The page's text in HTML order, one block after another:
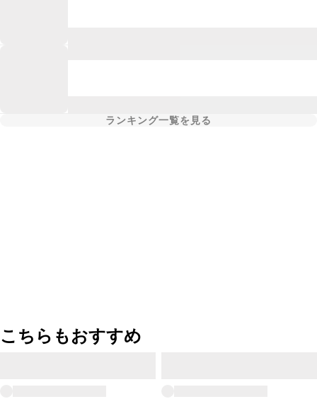
ランキング一覧を見る
こちらもおすすめ